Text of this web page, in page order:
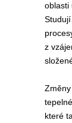
oblasti
z
které